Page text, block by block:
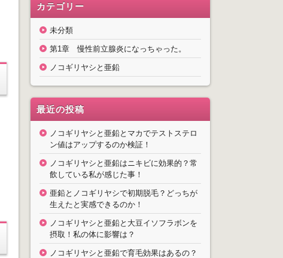
カテゴリー
未分類
第1章 慢性前立腺炎になっちゃった。
ノコギリヤシと亜鉛
最近の投稿
ノコギリヤシと亜鉛とマカでテストステロ
ン値はアップするのか検証！
ノコギリヤシと亜鉛はニキビに効果的？常
飲している私が感じた事！
亜鉛とノコギリヤシで初期脱毛？どっちが
生えたと実感できるのか！
ノコギリヤシと亜鉛と大豆イソフラボンを
摂取！私の体に影響は？
ノコギリヤシと亜鉛で育毛効果はあるの？